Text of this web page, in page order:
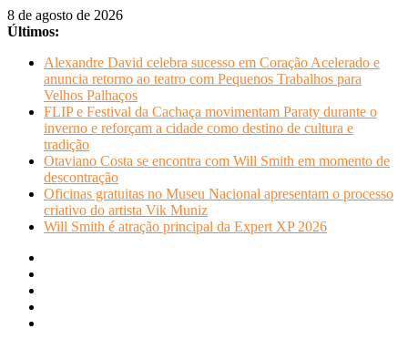
Pular
para
conteúdo
8 de agosto de 2026
Últimos:
Alexandre David celebra sucesso em Coração Acelerado e
anuncia retorno ao teatro com Pequenos Trabalhos para
Velhos Palhaços
FLIP e Festival da Cachaça movimentam Paraty durante o
inverno e reforçam a cidade como destino de cultura e
tradição
Otaviano Costa se encontra com Will Smith em momento de
descontração
Oficinas gratuitas no Museu Nacional apresentam o processo
criativo do artista Vik Muniz
Will Smith é atração principal da Expert XP 2026